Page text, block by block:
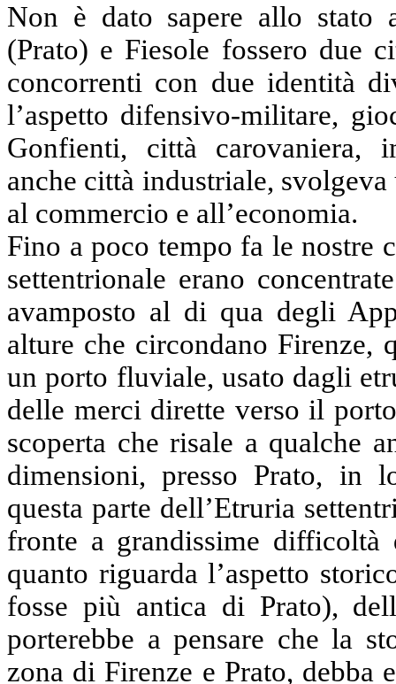
Non è dato sapere allo stato
(Prato) e Fiesole fossero due
concorrenti con due identità
l’aspetto difensivo-militare,
Gonfienti, città carovaniera,
anche città industriale,
al commercio e all’economia.
Fino a poco tempo fa le nostre
settentrionale erano
avamposto al di qua degli
alture che circondano Firenze,
un porto fluviale, usato dagli
delle merci dirette verso il
scoperta che risale a qualche
dimensioni, presso Prato, in
questa parte dell’Etruria
fronte a grandissime difficoltà
quanto riguarda l’aspetto
fosse più antica di Prato),
porterebbe a pensare che la
zona di Firenze e Prato, debba